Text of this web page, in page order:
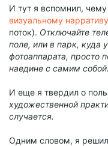
И тут я вспомнил, чему
визуальному нарративу
поток). Отключайте
поле, или в парк, куда
фотоаппарата, просто
наедине с самим собой.
И еще я твердил о
художественной
случается.
Одним словом, я